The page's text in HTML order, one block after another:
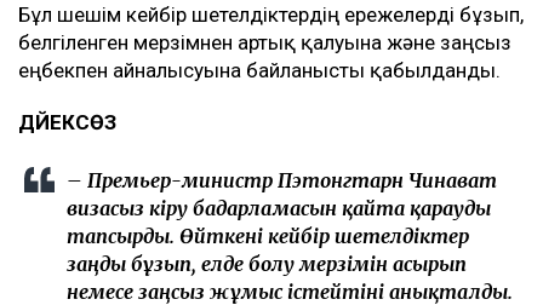
Бұл шешім кейбір шетелдіктердің ережелерді бұзып,
белгіленген мерзімнен артық қалуына және заңсыз
еңбекпен айналысуына байланысты қабылданды.
ДӘЙЕКСӨЗ
– Премьер-министр Пэтонгтарн Чинават
визасыз кіру бағдарламасын қайта қарауды
тапсырды. Өйткені кейбір шетелдіктер
заңды бұзып, елде болу мерзімін асырып
немесе заңсыз жұмыс істейтіні анықталды.